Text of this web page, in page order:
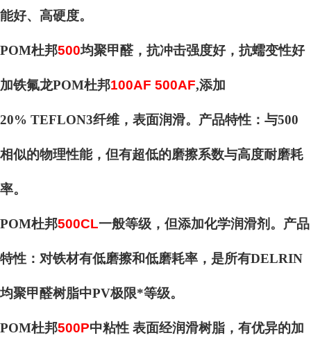
能好、高硬度。
POM杜邦500均聚甲醛，抗冲击强度好，抗蠕变性好
加铁氟龙POM杜邦100AF 500AF,添加
20% TEFLON3纤维，表面润滑。产品特性：与500
相似的物理性能，但有超低的磨擦系数与高度耐磨耗
率。
POM杜邦500CL一般等级，但添加化学润滑剂。产品
特性：对铁材有低磨擦和低磨耗率，是所有DELRIN
均聚甲醛树脂中PV极限*等级。
POM杜邦500P中粘性 表面经润滑树脂，有优异的加